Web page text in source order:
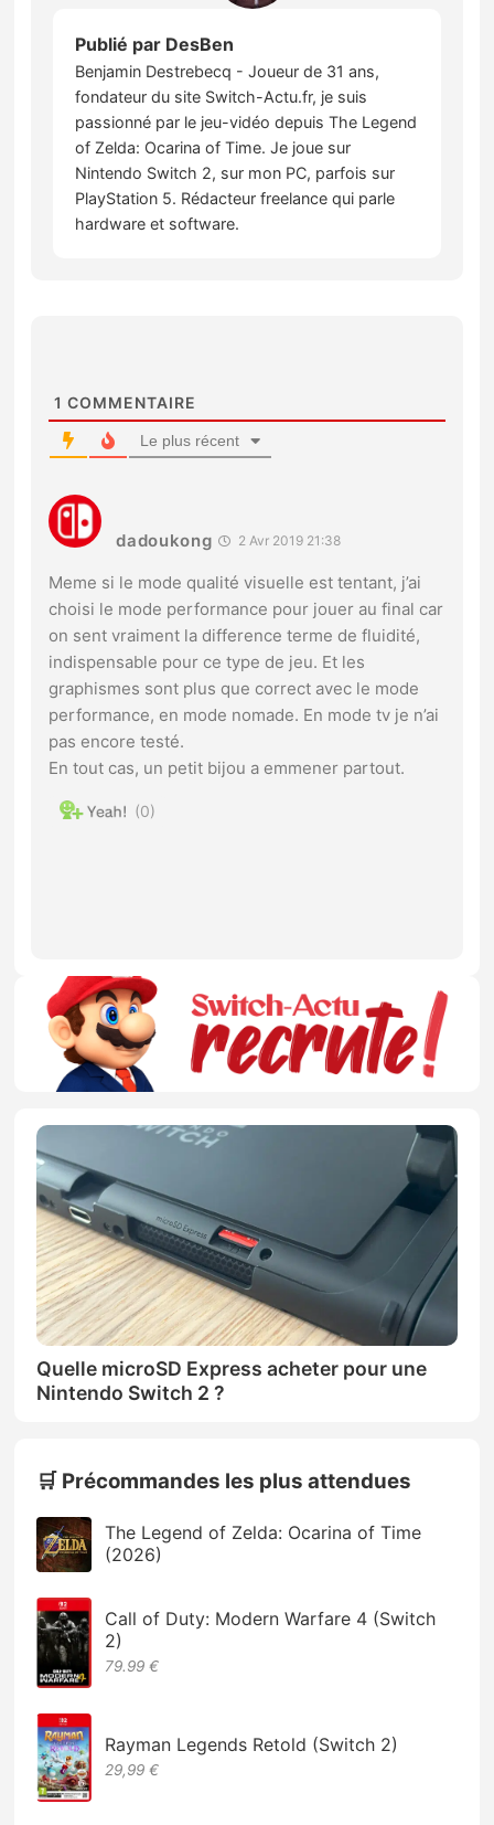
Publié par DesBen
Benjamin Destrebecq - Joueur de 31 ans,
fondateur du site Switch-Actu.fr, je suis
passionné par le jeu-vidéo depuis The Legend
of Zelda: Ocarina of Time. Je joue sur
Nintendo Switch 2, sur mon PC, parfois sur
PlayStation 5. Rédacteur freelance qui parle
hardware et software.
1 COMMENTAIRE
Le plus récent
dadoukong 2 Avr 2019 21:38
Meme si le mode qualité visuelle est tentant, j’ai
choisi le mode performance pour jouer au final car
on sent vraiment la difference terme de fluidité,
indispensable pour ce type de jeu. Et les
graphismes sont plus que correct avec le mode
performance, en mode nomade. En mode tv je n’ai
pas encore testé.
En tout cas, un petit bijou a emmener partout.
0
Quelle microSD Express acheter pour une
Nintendo Switch 2 ?
🛒 Précommandes les plus attendues
The Legend of Zelda: Ocarina of Time
(2026)
Call of Duty: Modern Warfare 4 (Switch
2)
79.99 €
Rayman Legends Retold (Switch 2)
29,99 €